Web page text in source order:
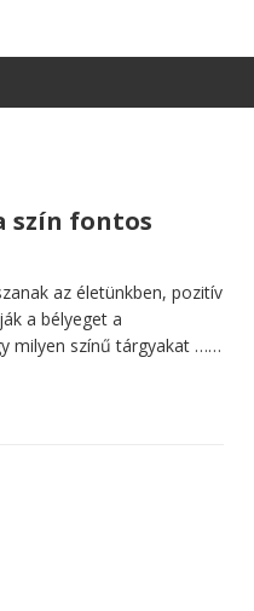
szín fontos
az életünkben, pozitív
a bélyeget a
milyen színű tárgyakat ……